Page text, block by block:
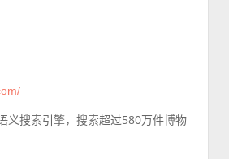
义搜索引擎，搜索超过580万件博物